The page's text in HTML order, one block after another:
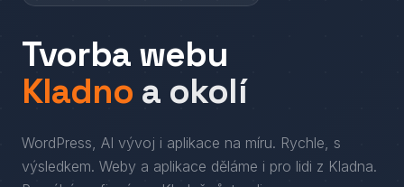
Tvorba webu
Kladno a okolí
WordPress, AI vývoj i aplikace na míru. Rychle, s
výsledkem. Weby a aplikace děláme i pro lidi z Kladna.